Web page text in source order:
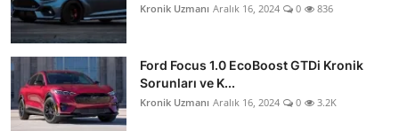
Kronik Uzmanı Aralık 16, 2024 0 836
Ford Focus 1.0 EcoBoost GTDi Kronik
Sorunları ve K...
Kronik Uzmanı Aralık 16, 2024 0 3.2K